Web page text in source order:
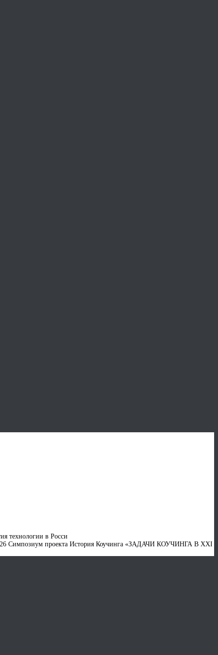
технологии в Росси
проекта История Коучинга «ЗАДАЧИ КОУЧИНГА В XXI